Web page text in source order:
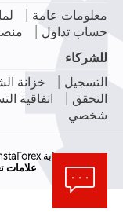
معلومات عامة |
حساب تداول |
للشركاء
التسجيل | خزانة
التحقق | اتفاقية
شخصي
بوابة
علامات